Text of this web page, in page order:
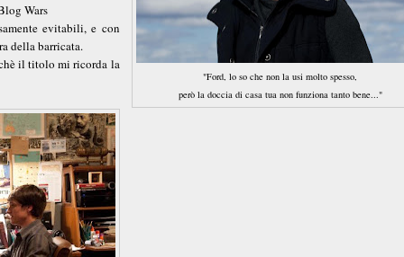
"Ford, lo so che non la usi molto spesso,
però la doccia di casa tua non funziona tanto bene..."
Wars
evitabili, e con
della barricata.
il titolo mi ricorda la